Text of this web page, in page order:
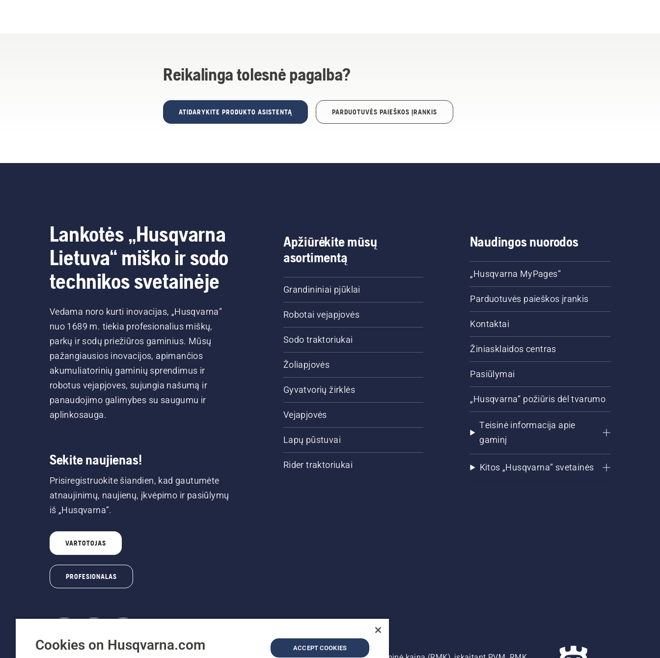
Reikalinga tolesnė pagalba?
ATIDARYKITE PRODUKTO ASISTENTĄ PARDUOTUVĖS PAIEŠKOS ĮRANKIS
Lankotės „Husqvarna
Lietuva“ miško ir sodo
technikos svetainėje
Vedama noro kurti inovacijas, „Husqvarna“
nuo 1689 m. tiekia profesionalius miškų,
parkų ir sodų priežiūros gaminius. Mūsų
pažangiausios inovacijos, apimančios
akumuliatorinių gaminių sprendimus ir
robotus vejapjoves, sujungia našumą ir
panaudojimo galimybes su saugumu ir
aplinkosauga.
Sekite naujienas!
Prisiregistruokite šiandien, kad gautumėte
atnaujinimų, naujienų, įkvėpimo ir pasiūlymų
iš „Husqvarna“.
VARTOTOJAS
PROFESIONALAS
Apžiūrėkite mūsų
asortimentą
Grandininiai pjūklai
Robotai vejapjovės
Sodo traktoriukai
Žoliapjovės
Gyvatvorių žirklės
Vejapjovės
Lapų pūstuvai
Rider traktoriukai
Naudingos nuorodos
„Husqvarna MyPages“
Parduotuvės paieškos įrankis
Kontaktai
Žiniasklaidos centras
Pasiūlymai
„Husqvarna“ požiūris dėl tvarumo
Teisinė informacija apie
gaminį
Kitos „Husqvarna“ svetainės
Cookies on Husqvarna.com ACCEPT COOKIES